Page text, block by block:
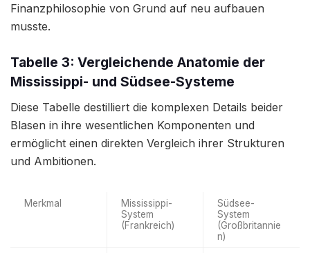
Finanzphilosophie von Grund auf neu aufbauen
musste.
Tabelle 3: Vergleichende Anatomie der
Mississippi- und Südsee-Systeme
Diese Tabelle destilliert die komplexen Details beider
Blasen in ihre wesentlichen Komponenten und
ermöglicht einen direkten Vergleich ihrer Strukturen
und Ambitionen.
Merkmal
Mississippi-
System
(Frankreich)
Südsee-
System
(Großbritannie
n)